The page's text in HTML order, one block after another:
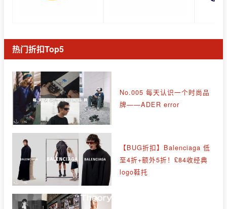
热门折扣Top5
No.005 每天认识一个时尚品
牌——ADER error
【BUG折扣】Balenciaga 低
至4折+额外5折！£84收经典
logo鞋托